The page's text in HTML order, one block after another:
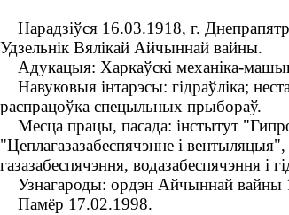
Нарадзіўся 16.03.1918, г.
Удзельнік Вялікай Айчыннай вайны.
Адукацыя: Харкаўскі механіка-
Навуковыя інтарэсы: гідраўліка;
распрацоўка спецыльных прыбораў.
Месца працы, пасада: інстытут
"Цеплагазазабеспячэнне і
газазабеспячэння, водазабеспячэння і
Узнагароды: ордэн Айчыннай вайны
Памёр 17.02.1998.